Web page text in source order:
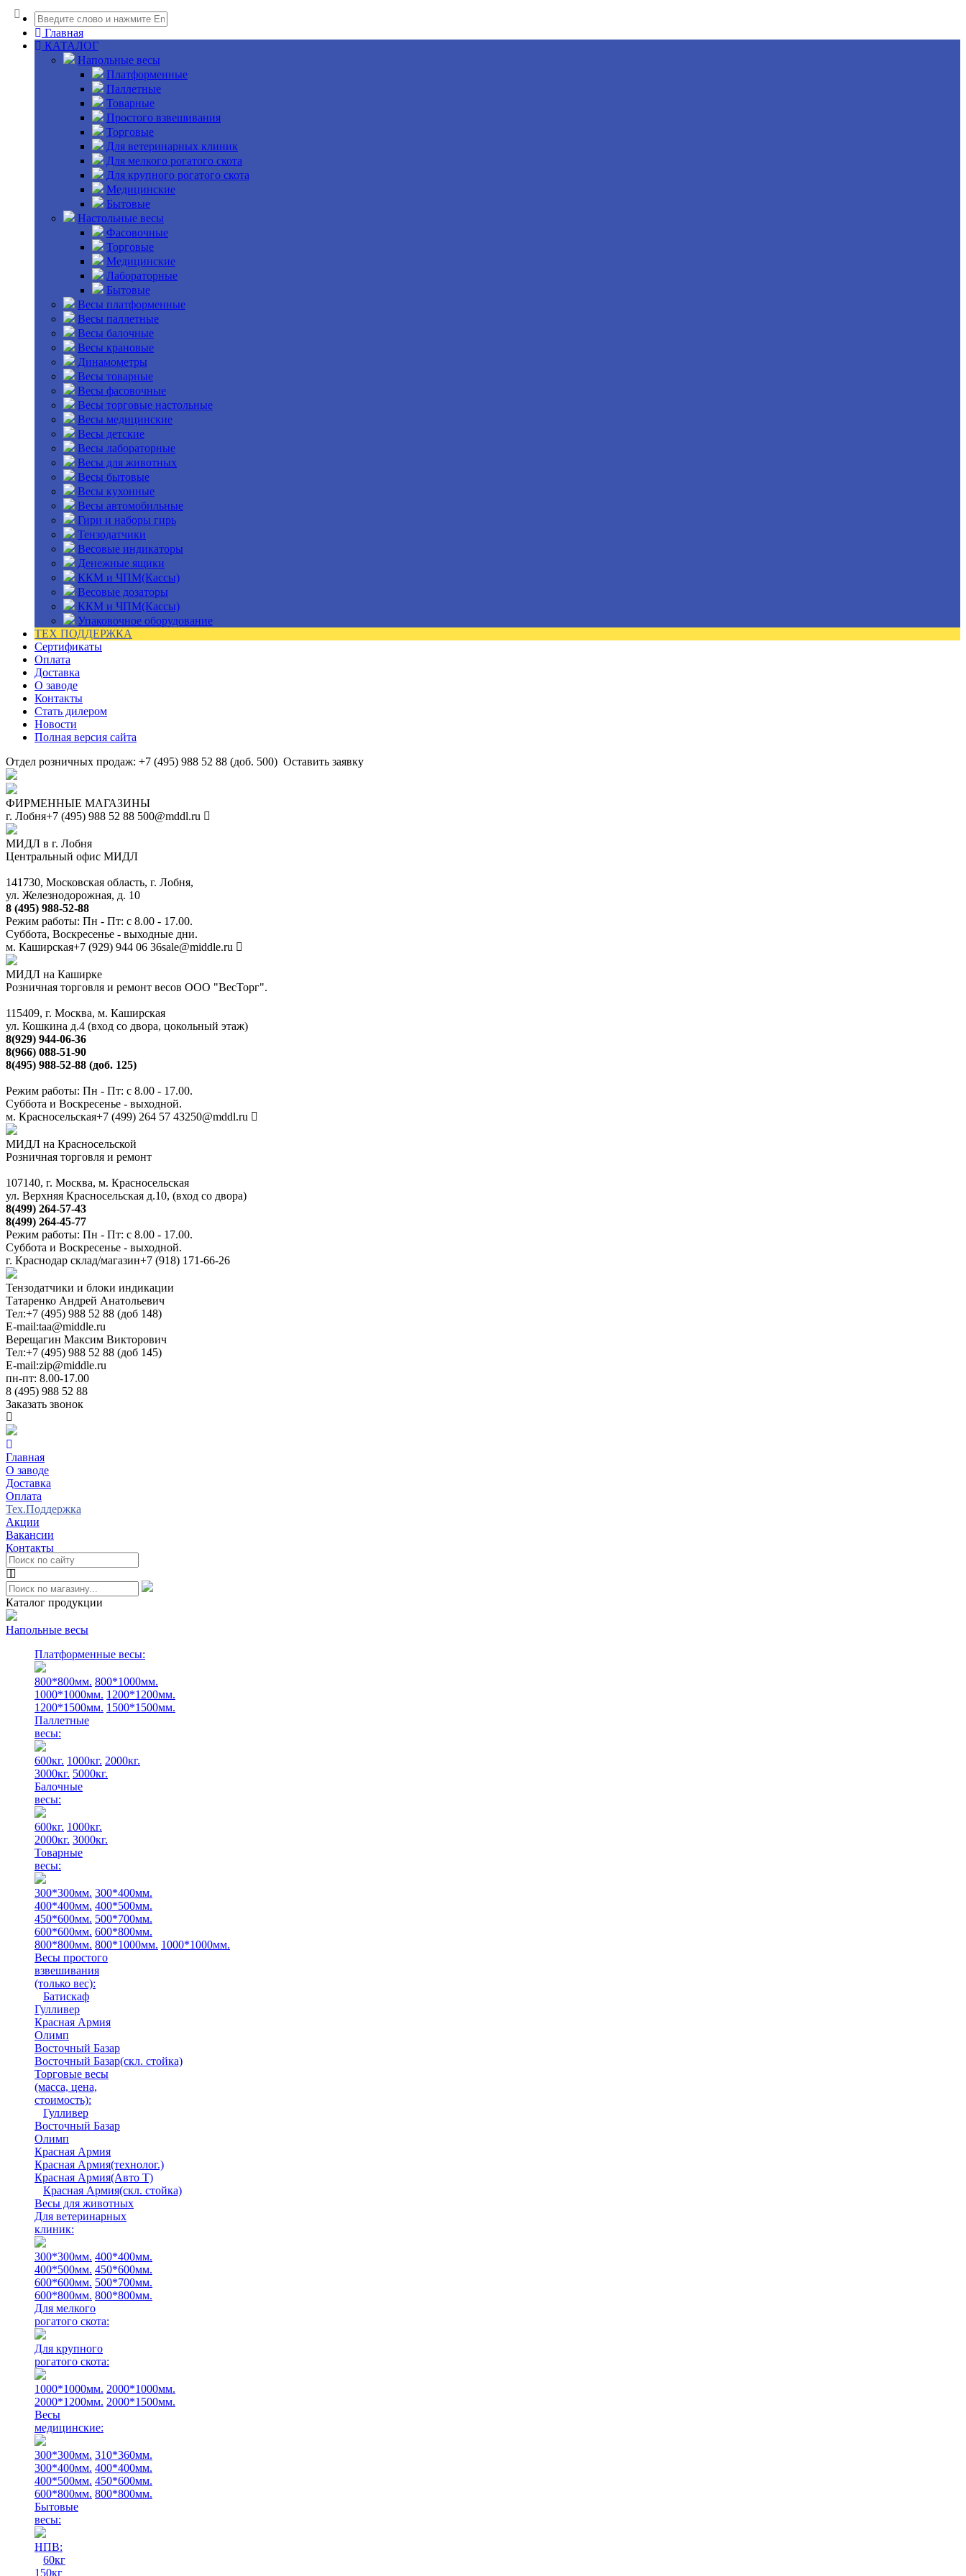
Главная
КАТАЛОГ
Напольные весы
Платформенные
Паллетные
Товарные
Простого взвешивания
Торговые
Для ветеринарных клиник
Для мелкого рогатого скота
Для крупного рогатого скота
Медицинские
Бытовые
Настольные весы
Фасовочные
Торговые
Медицинские
Лабораторные
Бытовые
Весы платформенные
Весы паллетные
Весы балочные
Весы крановые
Динамометры
Весы товарные
Весы фасовочные
Весы торговые настольные
Весы медицинские
Весы детские
Весы лабораторные
Весы для животных
Весы бытовые
Весы кухонные
Весы автомобильные
Гири и наборы гирь
Тензодатчики
Весовые индикаторы
Денежные ящики
ККМ и ЧПМ(Кассы)
Весовые дозаторы
ККМ и ЧПМ(Кассы)
Упаковочное оборудование
ТЕХ ПОДДЕРЖКА
Сертификаты
Оплата
Доставка
О заводе
Контакты
Стать дилером
Новости
Полная версия сайта
Отдел розничных продаж: +7 (495) 988 52 88 (доб. 500) Оставить заявку
ФИРМЕННЫЕ МАГАЗИНЫ
г. Лобня+7 (495) 988 52 88 500@mddl.ru
МИДЛ в г. Лобня
Центральный офис МИДЛ
141730, Московская область, г. Лобня,
ул. Железнодорожная, д. 10
8 (495) 988-52-88
Режим работы: Пн - Пт: с 8.00 - 17.00.
Суббота, Воскресенье - выходные дни.
м. Каширская+7 (929) 944 06 36sale@middle.ru
МИДЛ на Каширке
Розничная торговля и ремонт весов ООО "ВесТорг".
115409, г. Москва, м. Каширская
ул. Кошкина д.4 (вход со двора, цокольный этаж)
8(929) 944-06-36
8(966) 088-51-90
8(495) 988-52-88 (доб. 125)
Режим работы: Пн - Пт: с 8.00 - 17.00.
Суббота и Воскресенье - выходной.
м. Красносельская+7 (499) 264 57 43250@mddl.ru
МИДЛ на Красносельской
Розничная торговля и ремонт
107140, г. Москва, м. Красносельская
ул. Верхняя Красносельская д.10, (вход со двора)
8(499) 264-57-43
8(499) 264-45-77
Режим работы: Пн - Пт: с 8.00 - 17.00.
Суббота и Воскресенье - выходной.
г. Краснодар склад/магазин+7 (918) 171-66-26
Тензодатчики и блоки индикации
Татаренко Андрей Анатольевич
Тел:+7 (495) 988 52 88 (доб 148)
E-mail:taa@middle.ru
Верещагин Максим Викторович
Тел:+7 (495) 988 52 88 (доб 145)
E-mail:zip@middle.ru
пн-пт: 8.00-17.00
8 (495) 988 52 88
Заказать звонок
Главная
О заводе
Доставка
Оплата
Тех.Поддержка
Акции
Вакансии
Контакты
Каталог продукции
Напольные весы
Платформенные весы:
800*800мм. 800*1000мм.
1000*1000мм. 1200*1200мм.
1200*1500мм. 1500*1500мм.
Паллетные
весы:
600кг. 1000кг. 2000кг.
3000кг. 5000кг.
Балочные
весы:
600кг. 1000кг.
2000кг. 3000кг.
Товарные
весы:
300*300мм. 300*400мм.
400*400мм. 400*500мм.
450*600мм. 500*700мм.
600*600мм. 600*800мм.
800*800мм. 800*1000мм. 1000*1000мм.
Весы простого
взвешивания
(только вес):
Батискаф
Гулливер
Красная Армия
Олимп
Восточный Базар
Восточный Базар(скл. стойка)
Торговые весы
(масса, цена,
стоимость):
Гулливер
Восточный Базар
Олимп
Красная Армия
Красная Армия(технолог.)
Красная Армия(Авто Т)
Красная Армия(скл. стойка)
Весы для животных
Для ветеринарных
клиник:
300*300мм. 400*400мм.
400*500мм. 450*600мм.
600*600мм. 500*700мм.
600*800мм. 800*800мм.
Для мелкого
рогатого скота:
Для крупного
рогатого скота:
1000*1000мм. 2000*1000мм.
2000*1200мм. 2000*1500мм.
Весы
медицинские:
300*300мм. 310*360мм.
300*400мм. 400*400мм.
400*500мм. 450*600мм.
600*800мм. 800*800мм.
Бытовые
весы:
НПВ:
60кг
150кг